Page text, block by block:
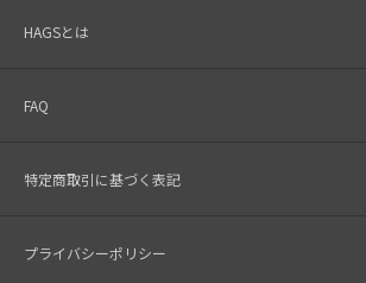
HAGSとは
FAQ
特定商取引に基づく表記
プライバシーポリシー